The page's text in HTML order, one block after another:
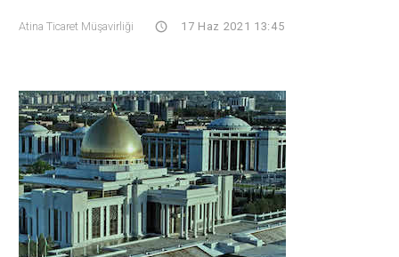
Atina Ticaret Müşavirliği 17 Haz 2021 13:45